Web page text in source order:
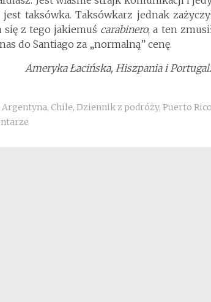
taksówka. Taksówkarz jednak
się z tego jakiemuś carabinero, a ten
do Santiago za „normalną” cenę.
Ameryka Łacińska, Hiszpania i
Argentyna, Chile, Dziennik z podróży, Puerto Rico